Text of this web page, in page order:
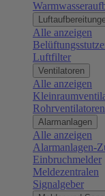
Alle anzeigen
Luftfilter
Ventilatoren
Alle anzeigen
Rohrventilatoren
Alarmanlagen
Alle anzeigen
Alarmanlagen-
Einbruchmelder
Meldezentralen
Signalgeber